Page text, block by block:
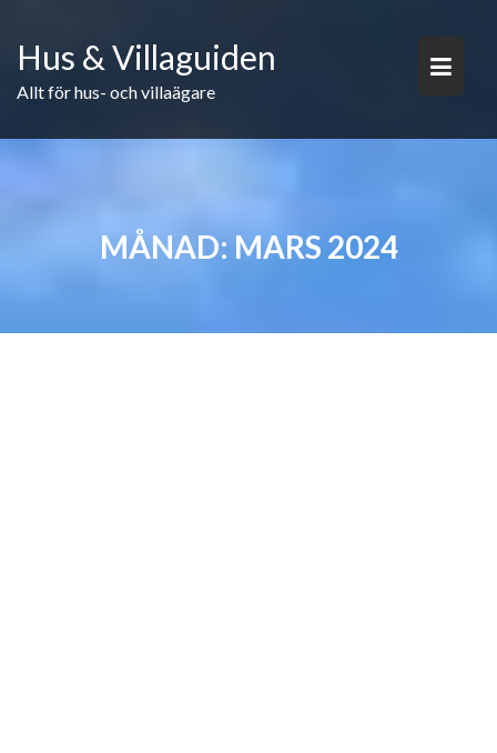
content
Hus & Villaguiden
Allt för hus- och villaägare
MÅNAD: MARS 2024